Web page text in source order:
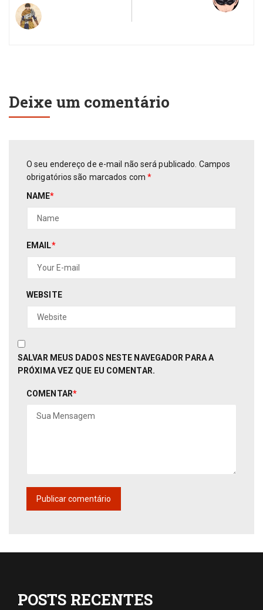
Deixe um comentário
O seu endereço de e-mail não será publicado. Campos
obrigatórios são marcados com*
NAME*
EMAIL*
WEBSITE
SALVAR MEUS DADOS NESTE NAVEGADOR PARA A
PRÓXIMA VEZ QUE EU COMENTAR.
COMENTAR*
POSTS RECENTES